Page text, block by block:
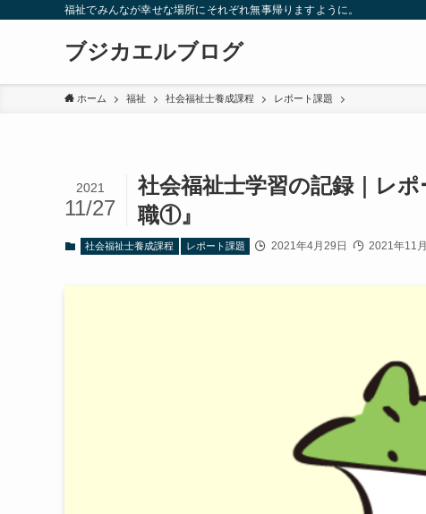
福祉でみんなが幸せな場所にそれぞれ無事帰りますように。
ブジカエルブログ
ホーム 福祉 社会福祉士養成課程 レポート課題
社会福祉士学習の記録｜レ
職①』
2021
11/27
社会福祉士養成課程 レポート課題 2021年4月29日 2021年11